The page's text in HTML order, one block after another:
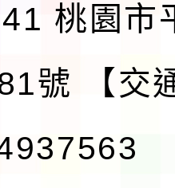
桃園市
號
【交